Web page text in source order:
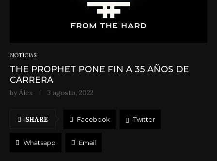
NOTICIAS
THE PROPHET PONE FIN A 35 AÑOS DE
CARRERA
byÁlex 3 agosto, 2022
SHARE Facebook Twitter
Whatsapp Email